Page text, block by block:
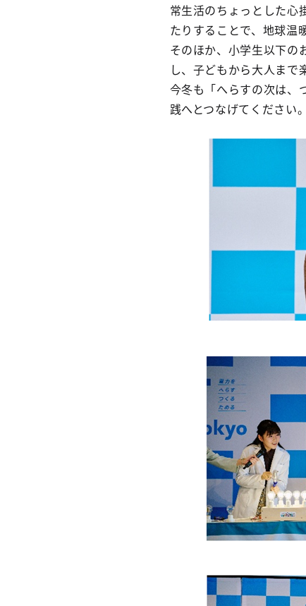
常生活のちょっとした心
たりすることで、地球温
そのほか、小学生以下の
し、子どもから大人まで
今冬も「へらすの次は、
践へとつなげてください。